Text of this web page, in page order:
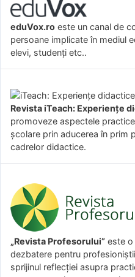
eduVox.ro este un canal de
persoane implicate în mediul
elevi, studenți etc..
Revista iTeach: Experienţe
promoveze aspectele
şcolare prin aducerea în prim
cadrelor didactice.
„Revista Profesorului” este o
dezbatere pentru
sprijinul reflecției asupra